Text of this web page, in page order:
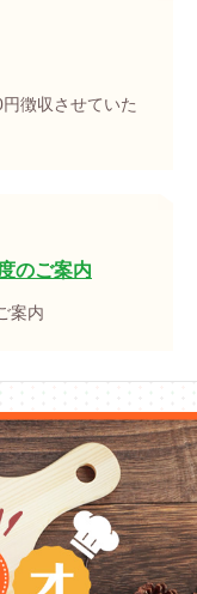
徴収させていた
のご案内
案内